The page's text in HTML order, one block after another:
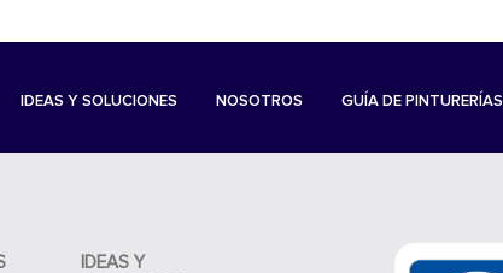
IDEAS Y SOLUCIONES NOSOTROS GUÍA DE PINTURERÍAS
IDEAS Y